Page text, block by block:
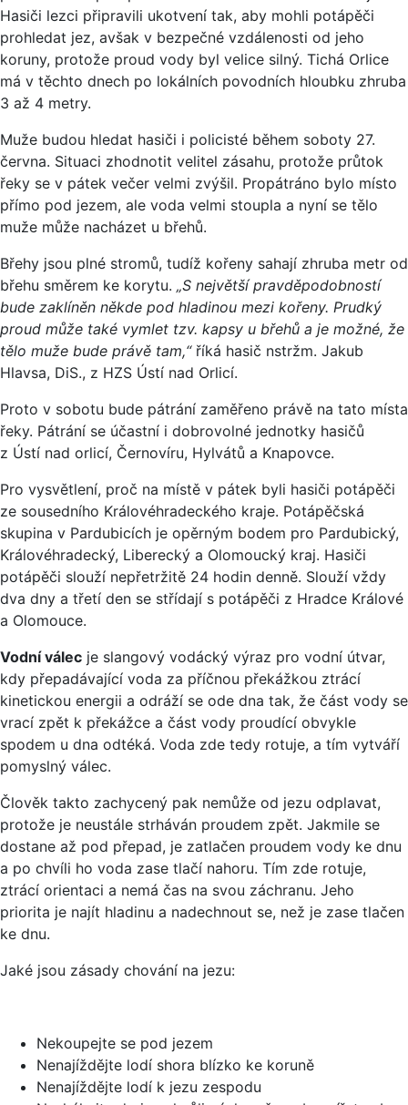
Hasiči lezci připravili ukotvení tak, aby mohli potápěči
prohledat jez, avšak v bezpečné vzdálenosti od jeho
koruny, protože proud vody byl velice silný. Tichá Orlice
má v těchto dnech po lokálních povodních hloubku zhruba
3 až 4 metry.
Muže budou hledat hasiči i policisté během soboty 27.
června. Situaci zhodnotit velitel zásahu, protože průtok
řeky se v pátek večer velmi zvýšil. Propátráno bylo místo
přímo pod jezem, ale voda velmi stoupla a nyní se tělo
muže může nacházet u břehů.
Břehy jsou plné stromů, tudíž kořeny sahají zhruba metr od
břehu směrem ke korytu. „S největší pravděpodobností
bude zaklíněn někde pod hladinou mezi kořeny. Prudký
proud může také vymlet tzv. kapsy u břehů a je možné, že
tělo muže bude právě tam,“říká hasič nstržm. Jakub
Hlavsa, DiS., z HZS Ústí nad Orlicí.
Proto v sobotu bude pátrání zaměřeno právě na tato místa
řeky. Pátrání se účastní i dobrovolné jednotky hasičů
z Ústí nad orlicí, Černovíru, Hylvátů a Knapovce.
Pro vysvětlení, proč na místě v pátek byli hasiči potápěči
ze sousedního Královéhradeckého kraje. Potápěčská
skupina v Pardubicích je opěrným bodem pro Pardubický,
Královéhradecký, Liberecký a Olomoucký kraj. Hasiči
potápěči slouží nepřetržitě 24 hodin denně. Slouží vždy
dva dny a třetí den se střídají s potápěči z Hradce Králové
a Olomouce.
Vodní válec je slangový vodácký výraz pro vodní útvar,
kdy přepadávající voda za příčnou překážkou ztrácí
kinetickou energii a odráží se ode dna tak, že část vody se
vrací zpět k překážce a část vody proudící obvykle
spodem u dna odtéká. Voda zde tedy rotuje, a tím vytváří
pomyslný válec.
Člověk takto zachycený pak nemůže od jezu odplavat,
protože je neustále strháván proudem zpět. Jakmile se
dostane až pod přepad, je zatlačen proudem vody ke dnu
a po chvíli ho voda zase tlačí nahoru. Tím zde rotuje,
ztrácí orientaci a nemá čas na svou záchranu. Jeho
priorita je najít hladinu a nadechnout se, než je zase tlačen
ke dnu.
Jaké jsou zásady chování na jezu:
Nekoupejte se pod jezem
Nenajíždějte lodí shora blízko ke koruně
Nenajíždějte lodí k jezu zespodu